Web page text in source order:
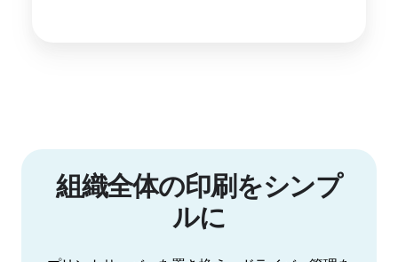
組織全体の印刷をシンプ
ルに